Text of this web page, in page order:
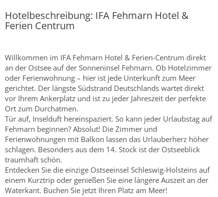
Hotelbeschreibung: IFA Fehmarn Hotel &
Ferien Centrum
Willkommen im IFA Fehmarn Hotel & Ferien-Centrum direkt
an der Ostsee auf der Sonneninsel Fehmarn. Ob Hotelzimmer
oder Ferienwohnung – hier ist jede Unterkunft zum Meer
gerichtet. Der längste Südstrand Deutschlands wartet direkt
vor Ihrem Ankerplatz und ist zu jeder Jahreszeit der perfekte
Ort zum Durchatmen.
Tür auf, Inselduft hereinspaziert. So kann jeder Urlaubstag auf
Fehmarn beginnen? Absolut! Die Zimmer und
Ferienwohnungen mit Balkon lassen das Urlauberherz höher
schlagen. Besonders aus dem 14. Stock ist der Ostseeblick
traumhaft schön.
Entdecken Sie die einzige Ostseeinsel Schleswig-Holsteins auf
einem Kurztrip oder genießen Sie eine längere Auszeit an der
Waterkant. Buchen Sie jetzt Ihren Platz am Meer!